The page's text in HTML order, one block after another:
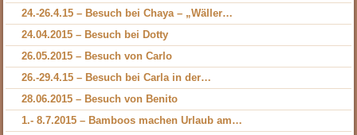
24.-26.4.15 – Besuch bei Chaya – „Wäller…
24.04.2015 – Besuch bei Dotty
26.05.2015 – Besuch von Carlo
26.-29.4.15 – Besuch bei Carla in der…
28.06.2015 – Besuch von Benito
1.- 8.7.2015 – Bamboos machen Urlaub am…